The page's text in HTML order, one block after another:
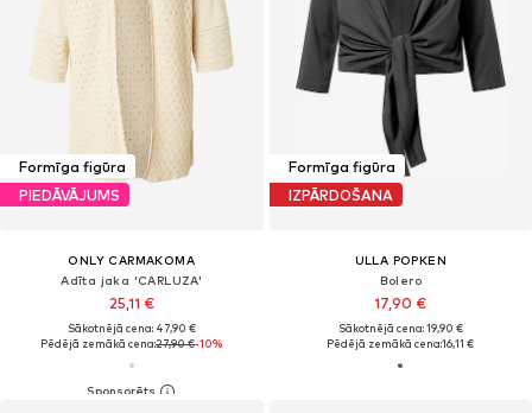
Formīga figūra
PIEDĀVĀJUMS
ONLY CARMAKOMA
Adīta jaka 'CARLUZA'
25,11 €
Sākotnējā cena: 47,90 €
Pēdējā zemākā cena:27,90 €-10%
Formīga figūra
IZPĀRDOŠANA
ULLA POPKEN
Bolero
17,90 €
Sākotnējā cena: 19,90 €
Pēdējā zemākā cena:16,11 €